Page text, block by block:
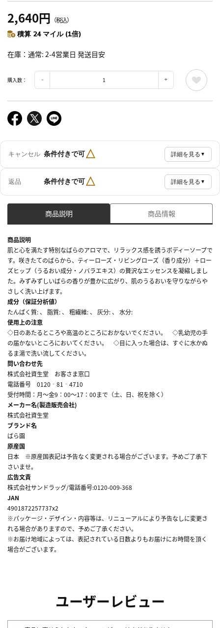
2,640円 （税込）
積算 24 マイル (1倍)
在庫 通常: 2-4営業日 発送目安
購入数：
キャンセル 条件付きで可△ 詳細を見る ▼
返品 条件付きで可△ 詳細を見る ▼
商品説明 商品情報
商品説明
肌と心を満たす特別なばらのアロマで、リラックス感を誘うボディーソープで
す。咲きたてのばらから、ティーローズ・リビングローズ（香り成分）＋ロー
ズヒップ（うるおい成分・ノバラエキス）の贅沢なエッセンスを凝縮しまし
た。みずみずしいばらの香りが豊かに広がり、肌のうるおいを守りながらや
さしく洗い上げます。
成分（保証分析値）
たんぱく質: 、 脂質: 、 粗繊維: 、 灰分: 、 水分:
使用上の注意
◇日のあたるところや高温のところにおかないでください。 ◇乳幼児の手
の届かないところにおいてください。 ◇目に入った場合は、すぐに水かぬ
るま湯で洗い流してください。
問い合わせ先
株式会社資生堂 お客さま窓口
電話番号 0120‐81‐4710
受付時間：月～金9：00～17：00まで（土、日、祝を除く）
メーカー名(製造販売会社)
株式会社資生堂
ブランド名
ばら園
原産国
日本 ※原産国表記は予告なく変更される場合がございます。予めご了承下
さいませ。
広告文責
株式会社サンドラッグ/電話番号:0120-009-368
JAN
4901872257737x2
※パッケージ・デザイン・内容等は、リニューアルにより予告なしに変更さ
れる場合がありますので、予めご了承ください。
※お届け地域によっては、表記されている日数よりもお届けにお時間を頂く
場合がございます。
ユーザーレビュー